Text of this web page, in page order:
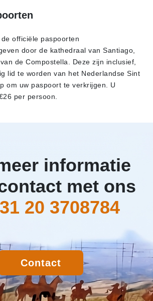
officiële paspoorten
door de kathedraal van Santiago,
de Compostella. Deze zijn inclusief,
lid te worden van het Nederlandse Sint
om uw paspoort te verkrijgen. U
per persoon.
informatie
met ons
20 3708784
Contact